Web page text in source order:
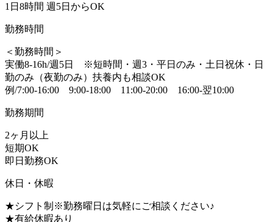
1日8時間 週5日からOK
勤務時間
＜勤務時間＞
実働8-16h/週5日 ※短時間・週3・平日のみ・土日祝休・日
勤のみ（夜勤のみ）扶養内も相談OK
例/7:00-16:00 9:00-18:00 11:00-20:00 16:00-翌10:00
勤務期間
2ヶ月以上
短期OK
即日勤務OK
休日・休暇
★シフト制※勤務曜日は気軽にご相談ください♪
★有給休暇あり